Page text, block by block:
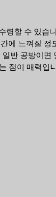
령할 수 있습
에 느껴질 정
반 공방이면
점이 매력입